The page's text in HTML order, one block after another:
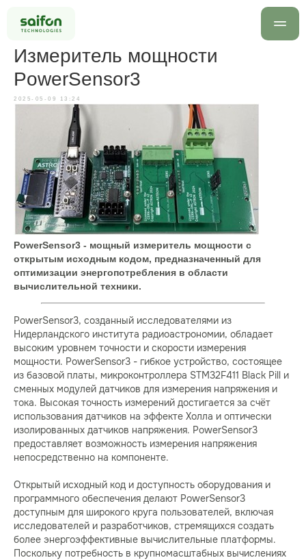
Оставить заявку
Измеритель мощности
PowerSensor3
2025-05-09 13:24
PowerSensor3 - мощный измеритель мощности с
открытым исходным кодом, предназначенный для
оптимизации энергопотребления в области
вычислительной техники.
PowerSensor3, созданный исследователями из
Нидерландского института радиоастрономии, обладает
высоким уровнем точности и скорости измерения
мощности. PowerSensor3 - гибкое устройство, состоящее
из базовой платы, микроконтроллера STM32F411 Black Pill и
сменных модулей датчиков для измерения напряжения и
тока. Высокая точность измерений достигается за счёт
использования датчиков на эффекте Холла и оптически
изолированных датчиков напряжения. PowerSensor3
предоставляет возможность измерения напряжения
непосредственно на компоненте.
Открытый исходный код и доступность оборудования и
программного обеспечения делают PowerSensor3
доступным для широкого круга пользователей, включая
исследователей и разработчиков, стремящихся создать
более энергоэффективные вычислительные платформы.
Поскольку потребность в крупномасштабных вычислениях